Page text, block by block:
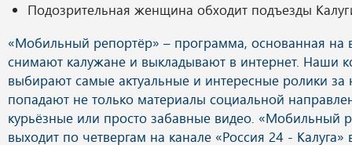
Подозрительная женщина обходит подъезды